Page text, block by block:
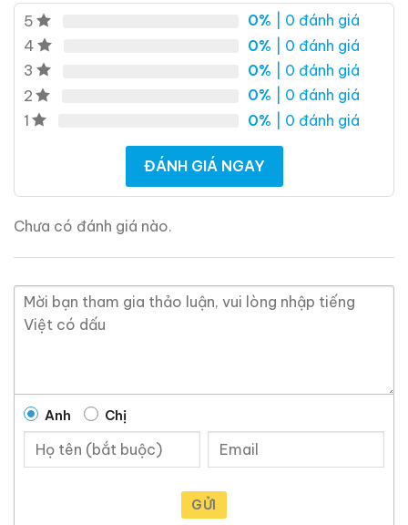
Macallan 18 Sherry
Oak 1997
Zalo
Macallan 18 Sherry
Oak 1996
5 0% | 0 đánh giá
4
0% | 0 đánh giá
3
0% | 0 đánh giá
2
0% | 0 đánh giá
1
0% | 0 đánh giá
ĐÁNH GIÁ NGAY
Chưa có đánh giá nào.
Anh Chị
GỬI